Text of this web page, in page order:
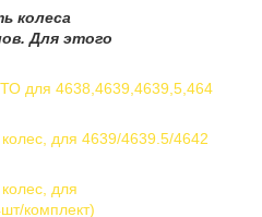
колеса
Для этого
для 4638,4639,4639,5,464
для 4639/4639.5/4642
для
комплект)